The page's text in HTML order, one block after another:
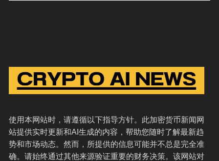
使用本网站时，请遵循以下指导方针。此加密货币新闻网
站提供实时更新和AI生成的内容，帮助您随时了解最新趋
势和市场动态。然而，所提供的信息可能并不总是完全准
确。请始终通过其他来源验证重要的财务决策。该网站对